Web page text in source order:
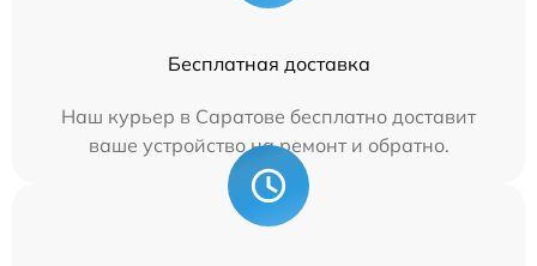
Бесплатная доставка
Наш курьер в Саратове бесплатно доставит
ваше устройство на ремонт и обратно.